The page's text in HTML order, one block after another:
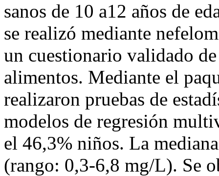
sanos de 10 a12 años de
se realizó mediante
un cuestionario validado
alimentos. Mediante el
realizaron pruebas de
modelos de regresión
el 46,3% niños. La
(rango: 0,3-6,8 mg/L). Se